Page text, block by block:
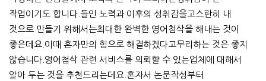
작업이기도 합니다.들인 노력과 이후의 성취감을고스란히 내
것으로 만들기 위해서는최대한 완벽한 영어첨삭을 해내는 것이
좋은데요.이때 혼자만의 힘으로 해결하겠다고무리하는 것은 좋지
않습니다.영어첨삭 관련 서비스를 의뢰할 수 있는업체에 대해서
알아 두는 것을 추천드리는데요.혼자서 논문작성부터